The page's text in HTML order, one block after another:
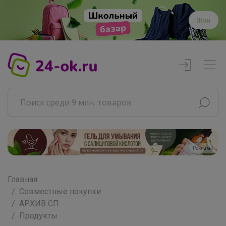
Жми
Реклама
Главная
Совместные покупки
АРХИВ СП
Продукты